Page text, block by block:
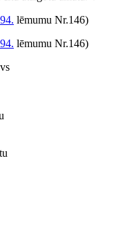
lēmumu Nr.146)
lēmumu Nr.146)